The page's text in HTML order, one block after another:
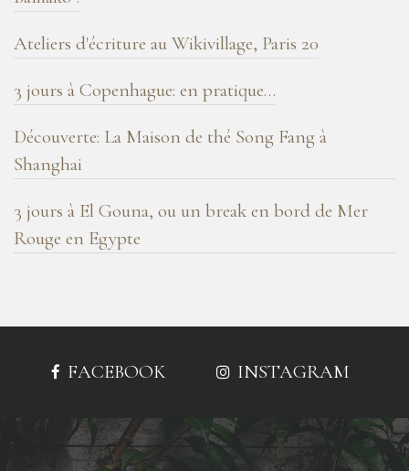
Ateliers d'écriture au Wikivillage, Paris 20
3 jours à Copenhague: en pratique…
Découverte: La Maison de thé Song Fang à
Shanghai
3 jours à El Gouna, ou un break en bord de Mer
Rouge en Egypte
FACEBOOK INSTAGRAM